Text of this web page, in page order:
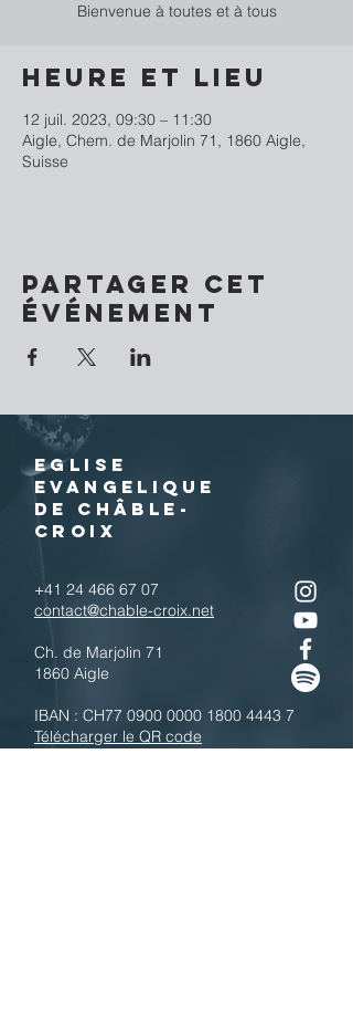
Bienvenue à toutes et à tous
Heure et lieu
12 juil. 2023, 09:30 – 11:30
Aigle, Chem. de Marjolin 71, 1860 Aigle,
Suisse
Partager cet
événement
EGLISE
EVANGELIQUE
DE CHÂBLE-
CROIX
+41 24 466 67 07
contact@chable-croix.net
Ch. de Marjolin 71
1860 Aigle
IBAN : CH77 0900 0000 1800 4443 7
Télécharger le QR code